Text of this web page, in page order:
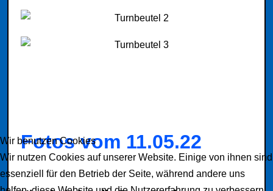
Fotos vom 11.05.22
Wir benutzen Cookies
Wir nutzen Cookies auf unserer Website. Einige von ihnen sind
essenziell für den Betrieb der Seite, während andere uns